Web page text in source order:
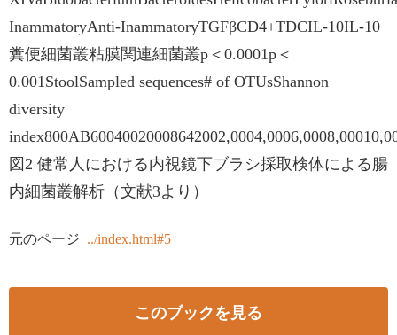
InammatoryAnti-InammatoryTGFβCD4+TDCIL-10IL-10
糞便細菌叢粘膜関連細菌叢p＜0.0001p＜
0.001StoolSampled sequences# of OTUsShannon
diversity
図2 健常人における内視鏡下ブラシ採取検体による腸
内細菌叢解析（文献3より）
元のページ ../index.html#5
このブックを見る